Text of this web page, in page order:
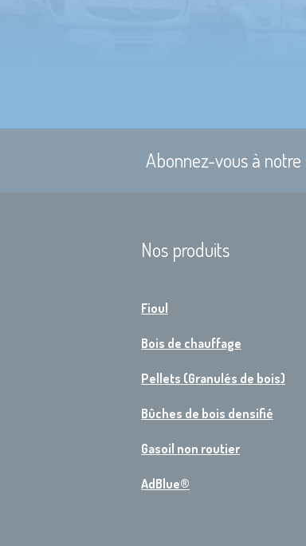
Abonnez-vous à
Nos produits
Fioul
Bois de chauffage
Pellets (Granulés de bois)
Bûches de bois densifié
Gasoil non routier
AdBlue®